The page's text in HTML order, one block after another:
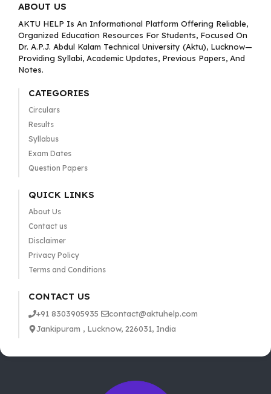
ABOUT US
AKTU HELP Is An Informational Platform Offering Reliable,
Organized Education Resources For Students, Focused On
Dr. A.P.J. Abdul Kalam Technical University (Aktu), Lucknow—
Providing Syllabi, Academic Updates, Previous Papers, And
Notes.
CATEGORIES
Circulars
Results
Syllabus
Exam Dates
Question Papers
QUICK LINKS
About Us
Contact us
Disclaimer
Privacy Policy
Terms and Conditions
CONTACT US
+91 8303905935
contact@aktuhelp.com
Jankipuram , Lucknow, 226031, India